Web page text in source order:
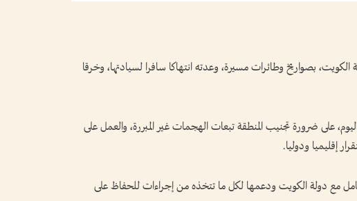
بصواريخ وطائرات مسيرة، وعدته انتهاكا سافرا لسيادتها، وخرقا
على ضرورة تجنيب المنطقة تبعات الهجمات غير المبررة، والعمل على
إقليميا ودوليا.
مع دولة الكويت ودعمها لكل ما تتخذه من إجراءات للحفاظ على